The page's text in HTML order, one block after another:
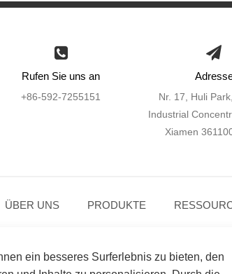
ein besseres Surferlebnis zu bieten, den
Rufen Sie uns an
+86-592-7255151
Nr. 17, Huli
Industrial
Xiamen
ÜBER UNS PRODUKTE